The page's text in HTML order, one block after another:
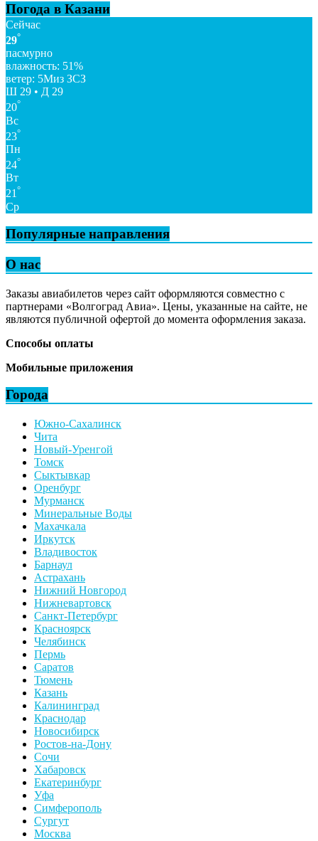
Погода в Казани
Сейчас
29°
пасмурно
влажность: 51%
ветер: 5Миз ЗСЗ
Ш 29 • Д 29
20°
Вс
23°
Пн
24°
Вт
21°
Ср
Популярные направления
О нас
Заказы авиабилетов через сайт оформляются совместно с
партнерами «Волгоград Авиа». Цены, указанные на сайте, не
являются публичной офертой до момента оформления заказа.
Способы оплаты
Мобильные приложения
Города
Южно-Сахалинск
Чита
Новый-Уренгой
Томск
Сыктывкар
Оренбург
Мурманск
Минеральные Воды
Махачкала
Иркутск
Владивосток
Барнаул
Астрахань
Нижний Новгород
Нижневартовск
Санкт-Петербург
Красноярск
Челябинск
Пермь
Саратов
Тюмень
Казань
Калининград
Краснодар
Новосибирск
Ростов-на-Дону
Сочи
Хабаровск
Екатеринбург
Уфа
Симферополь
Сургут
Москва